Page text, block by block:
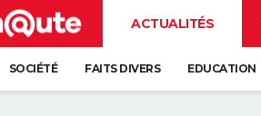
ACTUALITÉS
SOCIÉTÉ FAITS DIVERS EDUCATION